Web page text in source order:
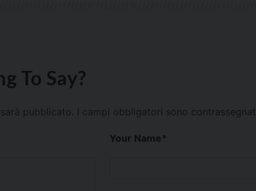
To Say?
pubblicato. I campi obbligatori sono contrassegnati
Your Name*